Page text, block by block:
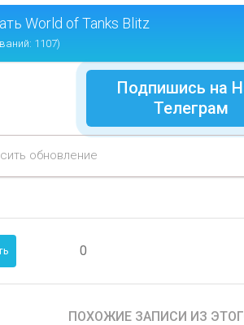
World of Tanks Blitz
1107)
Подпишись на
Телеграм
обновление
0
ПОХОЖИЕ ЗАПИСИ ИЗ